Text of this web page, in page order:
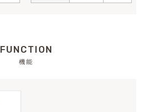
FUNCTION
機能